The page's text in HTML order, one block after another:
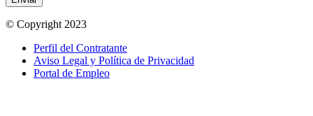
© Copyright 2023
Perfil del Contratante
Aviso Legal y Política de Privacidad
Portal de Empleo